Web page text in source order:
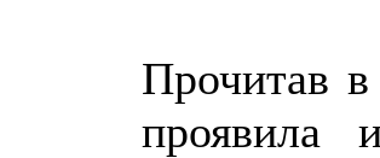
Прочитав
проявила